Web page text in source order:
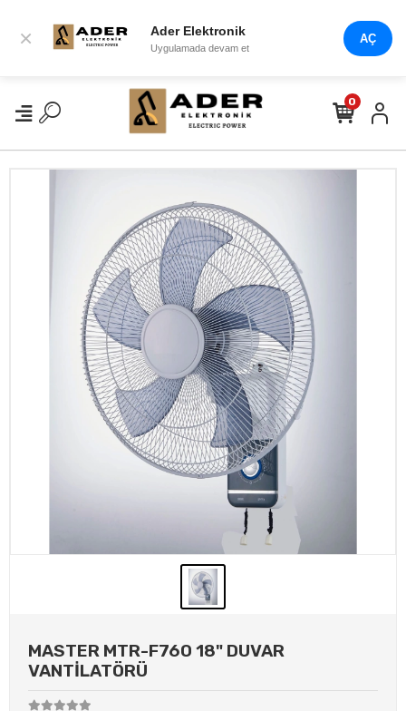
× Ader Elektronik
Uygulamada devam et
AÇ
0
MASTER MTR-F760 18" DUVAR
VANTİLATÖRÜ